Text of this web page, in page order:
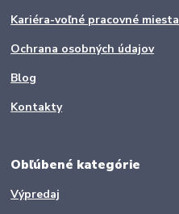
Kariéra-voľné pracovné miesta
Ochrana osobných údajov
Blog
Kontakty
Obľúbené kategórie
Výpredaj